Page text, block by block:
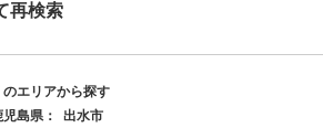
再検索
のエリアから探す
島県：
出水市